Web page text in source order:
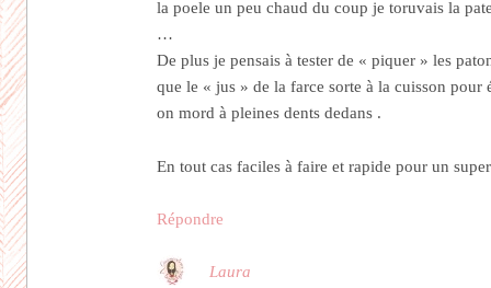
la poele un peu chaud du coup je toruvais la
…
De plus je pensais à tester de « piquer » les
que le « jus » de la farce sorte à la cuisson pour
on mord à pleines dents dedans .
En tout cas faciles à faire et rapide pour un
Répondre
Laura